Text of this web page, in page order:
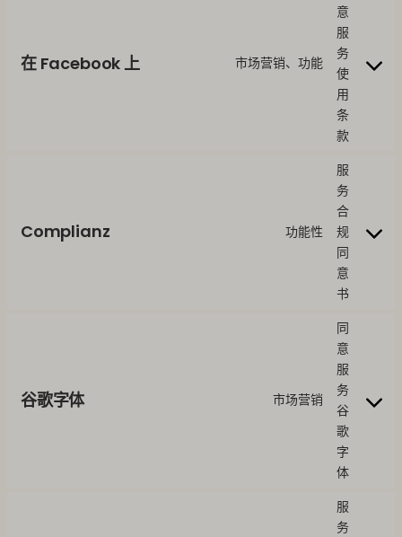
在 Facebook 上 市场营销、功能
意
服
务
使
用
条
款
Complianz 功能性
服
务
合
规
同
意
书
谷歌字体 市场营销
同
意
服
务
谷
歌
字
体
服
务